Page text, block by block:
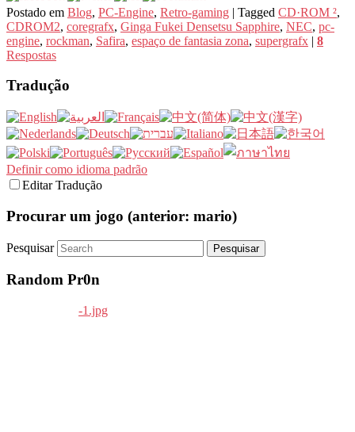
Postado em Blog, PC-Engine, Retro-gaming | Tagged CD·ROM ²,
CDROM2, coregrafx, Ginga Fukei Densetsu Sapphire, NEC, pc-
engine, rockman, Safira, espaço de fantasia zona, supergrafx | 8
Respostas
Tradução
Definir como idioma padrão
Editar Tradução
Procurar um jogo (anterior: mario)
Pesquisar
Random Pr0n